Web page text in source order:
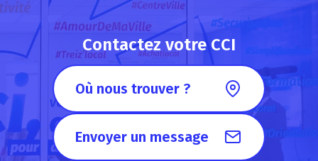
Contactez votre CCI
Où nous trouver ?
Envoyer un message